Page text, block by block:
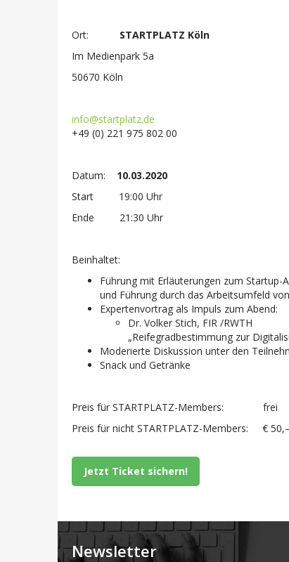
Ort: STARTPLATZ Köln
Im Medienpark 5a
50670 Köln
info@startplatz.de
+49 (0) 221 975 802 00
Datum: 10.03.2020
Start 19:00 Uhr
Ende 21:30 Uhr
Beinhaltet:
Führung mit Erläuterungen zum Startup-
und Führung durch das Arbeitsumfeld
Expertenvortrag als Impuls zum Abend:
Dr. Volker Stich, FIR /RWTH
„Reifegradbestimmung zur
Moderierte Diskussion unter den
Snack und Getränke
Preis für STARTPLATZ-Members: frei
Preis für nicht STARTPLATZ-Members: €
Jetzt Ticket sichern!
Newsletter